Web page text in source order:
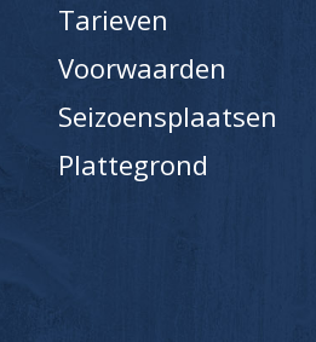
Tarieven
Voorwaarden
Seizoensplaatsen
Plattegrond